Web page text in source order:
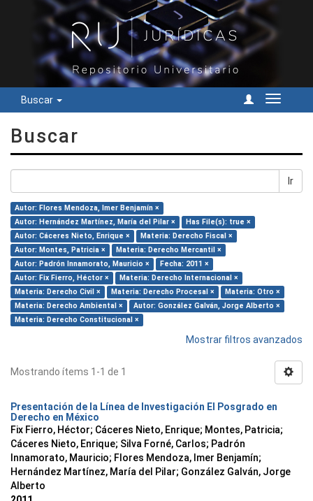
Buscar
Cambiar
Buscar
Ir
Autor: Flores Mendoza, Imer Benjamín ×
Autor: Hernández Martínez, María del Pilar ×
Has File(s): true ×
Autor: Cáceres Nieto, Enrique ×
Materia: Derecho Fiscal ×
Autor: Montes, Patricia ×
Materia: Derecho Mercantil ×
Autor: Padrón Innamorato, Mauricio ×
Fecha: 2011 ×
Autor: Fix Fierro, Héctor ×
Materia: Derecho Internacional ×
Materia: Derecho Civil ×
Materia: Derecho Procesal ×
Materia: Otro ×
Materia: Derecho Ambiental ×
Autor: González Galván, Jorge Alberto ×
Materia: Derecho Constitucional ×
Mostrar filtros avanzados
Mostrando ítems 1-1 de 1
Presentación de la Línea de Investigación El Posgrado en
Derecho en México
Fix Fierro, Héctor; Cáceres Nieto, Enrique; Montes, Patricia;
Cáceres Nieto, Enrique; Silva Forné, Carlos; Padrón
Innamorato, Mauricio; Flores Mendoza, Imer Benjamín;
Hernández Martínez, María del Pilar; González Galván, Jorge
Alberto